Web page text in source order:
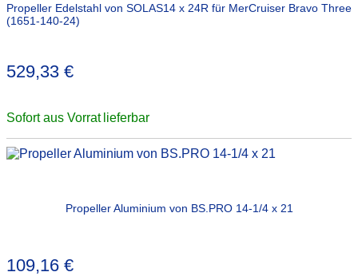
Propeller Edelstahl von SOLAS14 x 24R für MerCruiser Bravo Three
(1651-140-24)
529,33 €
Sofort aus Vorrat lieferbar
Propeller Aluminium von BS.PRO 14-1/4 x 21
109,16 €